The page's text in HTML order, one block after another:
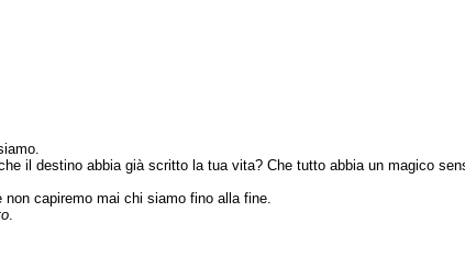
il destino abbia già scritto la tua vita? Che tutto abbia un magico
capiremo mai chi siamo fino alla fine.
.